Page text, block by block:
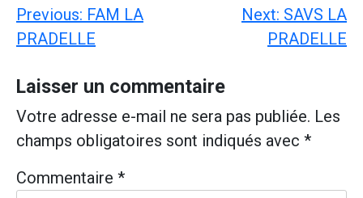
Navigation
de
Previous: FAM LA
PRADELLE
Next: SAVS LA
PRADELLE
Laisser un commentaire
Votre adresse e-mail ne sera pas publiée. Les
champs obligatoires sont indiqués avec *
Commentaire *